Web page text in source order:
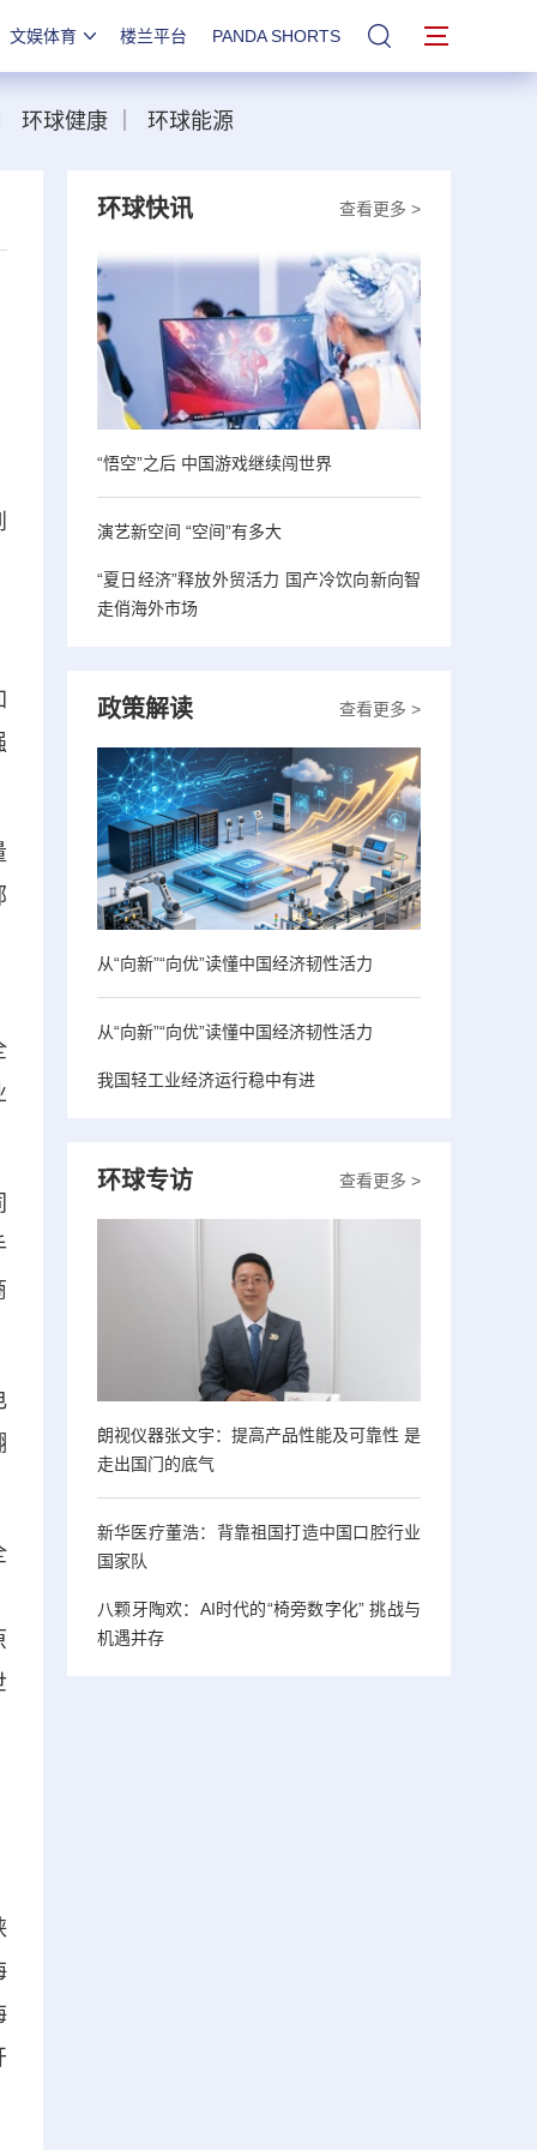
文娱体育 楼兰平台 PANDA SHORTS 站内搜索
环球健康 环球能源
查看更多 >
环球快讯
“悟空”之后 中国游戏继续闯世界
演艺新空间 “空间”有多大
“夏日经济”释放外贸活力 国产冷饮向新向智
走俏海外市场
查看更多 >
政策解读
从“向新”“向优”读懂中国经济韧性活力
从“向新”“向优”读懂中国经济韧性活力
我国轻工业经济运行稳中有进
查看更多 >
环球专访
朗视仪器张文宇：提高产品性能及可靠性 是
走出国门的底气
新华医疗董浩：背靠祖国打造中国口腔行业
国家队
八颗牙陶欢：AI时代的“椅旁数字化” 挑战与
机遇并存